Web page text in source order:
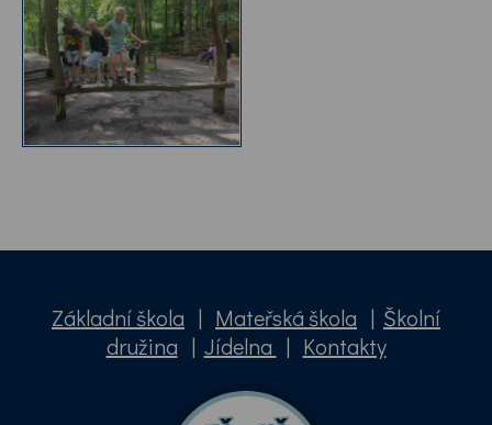
Základní škola | Mateřská škola | Školní
družina | Jídelna | Kontakty